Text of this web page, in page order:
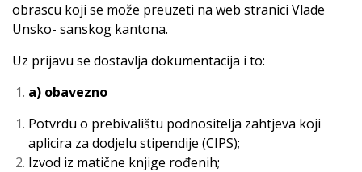
obrascu koji se može preuzeti na web stranici Vlade
Unsko- sanskog kantona.
Uz prijavu se dostavlja dokumentacija i to:
a) obavezno
Potvrdu o prebivalištu podnositelja zahtjeva koji
aplicira za dodjelu stipendije (CIPS);
Izvod iz matične knjige rođenih;